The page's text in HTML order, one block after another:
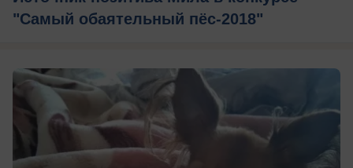
"Самый обаятельный пёс-2018"